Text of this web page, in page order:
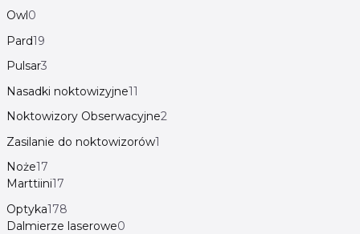
Owl0
Pard19
Pulsar3
Nasadki noktowizyjne11
Noktowizory Obserwacyjne2
Zasilanie do noktowizorów1
Noże17
Marttiini17
Optyka178
Dalmierze laserowe0